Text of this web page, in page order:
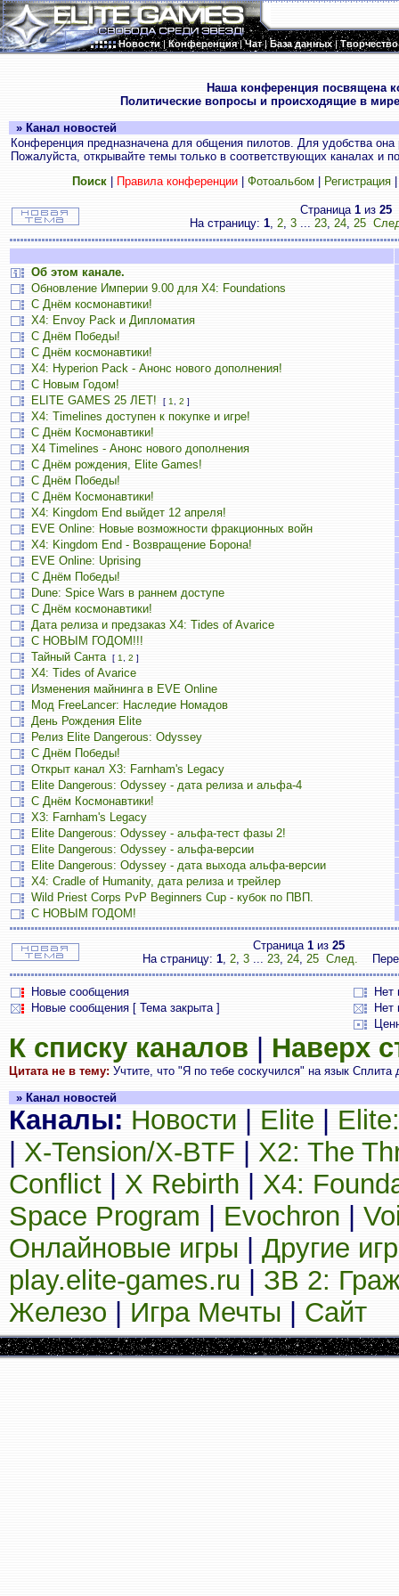
Новости|Конференция|Чат|База данных|Творчество
Наша конференция посвящена
Политические вопросы и происходящие в
» Канал новостей
Конференция предназначена для общения пилотов. Для удобства
Пожалуйста, открывайте темы только в соответствующих каналах и
Поиск| Правила конференции| Фотоальбом Регистрация
Страница 1из 25
На страницу: 1, 2, 3 ... 23, 24, 25
Об этом канале.
Обновление Империи 9.00 для X4: Foundations
С Днём космонавтики!
X4: Envoy Pack и Дипломатия
С Днём Победы!
С Днём космонавтики!
X4: Hyperion Pack - Анонс нового дополнения!
С Новым Годом!
ELITE GAMES 25 ЛЕТ!
[ 1 2 ]
X4: Timelines доступен к покупке и игре!
С Днём Космонавтики!
X4 Timelines - Анонс нового дополнения
С Днём рождения, Elite Games!
С Днём Победы!
С Днём Космонавтики!
X4: Kingdom End выйдет 12 апреля!
EVE Online: Новые возможности фракционных войн
X4: Kingdom End - Возвращение Борона!
EVE Online: Uprising
С Днём Победы!
Dune: Spice Wars в раннем доступе
С Днём космонавтики!
Дата релиза и предзаказ X4: Tides of Avarice
С НОВЫМ ГОДОМ!!!
Тайный Санта
[ 1 2 ]
X4: Tides of Avarice
Изменения майнинга в EVE Online
Мод FreeLancer: Наследие Номадов
День Рождения Elite
Релиз Elite Dangerous: Odyssey
С Днём Победы!
Открыт канал X3: Farnham's Legacy
Elite Dangerous: Odyssey - дата релиза и альфа-4
С Днём Космонавтики!
X3: Farnham's Legacy
Elite Dangerous: Odyssey - альфа-тест фазы 2!
Elite Dangerous: Odyssey - альфа-версии
Elite Dangerous: Odyssey - дата выхода альфа-версии
X4: Cradle of Humanity, дата релиза и трейлер
Wild Priest Corps PvP Beginners Cup - кубок по ПВП.
С НОВЫМ ГОДОМ!
Страница 1из 25
На страницу: 1, 2, 3 ... 23, 24, 25 След.
Новые сообщения
Нет
Новые сообщения [ Тема закрыта ]
Нет
К списку каналов Наверх
Цитата не в тему: Учтите, что "Я по тебе соскучился" на язык
» Канал новостей
Каналы: Новости Elite
X-Tension/X-BTF
X2: The
Conflict
X Rebirth
X4:
Space Program
Evochron
Онлайновые игры
Другие
play.elite-games.ru
ЗВ 2:
Железо
Игра Мечты Сайт